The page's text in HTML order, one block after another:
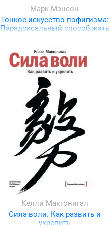
Марк Мэнсон
Тонкое искусство пофигизма:
Парадоксальный способ жить
Келли Макгонигал
Сила воли. Как развить и
укрепить